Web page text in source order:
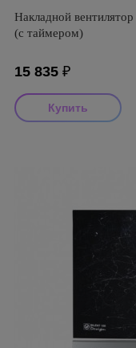
Накладной
(с таймером)
15 835 ₽